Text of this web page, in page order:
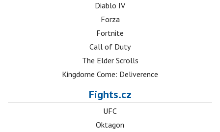
Diablo IV
Forza
Fortnite
Call of Duty
The Elder Scrolls
Kingdome Come: Deliverence
Fights.cz
UFC
Oktagon